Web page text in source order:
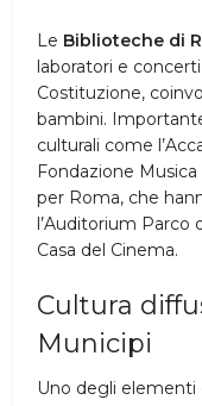
Le Biblioteche di
laboratori e
Costituzione,
bambini.
culturali come
Fondazione
per Roma, che
l’Auditorium Parco
Casa del Cinema.
Cultura
Municipi
Uno degli elementi